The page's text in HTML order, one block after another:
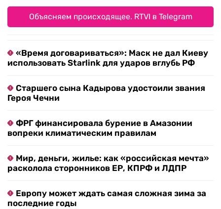
Объясняем происходящее. RTVI в Telegram
«Время договариваться»: Маск не дал Киеву
использовать Starlink для ударов вглубь РФ
Старшего сына Кадырова удостоили звания
Героя Чечни
ФРГ финансировала бурение в Амазонии
вопреки климатическим правилам
Мир, деньги, жилье: как «российская мечта»
расколола сторонников ЕР, КПРФ и ЛДПР
Европу может ждать самая сложная зима за
последние годы